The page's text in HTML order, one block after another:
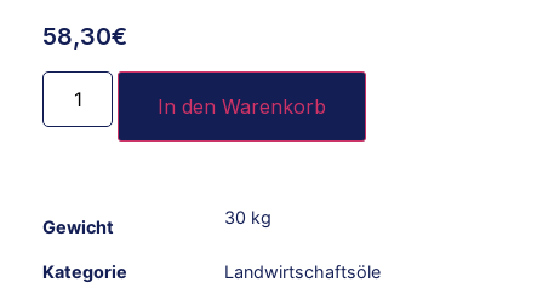
58,30€
In den Warenkorb
Gewicht 30 kg
Kategorie Landwirtschaftsöle